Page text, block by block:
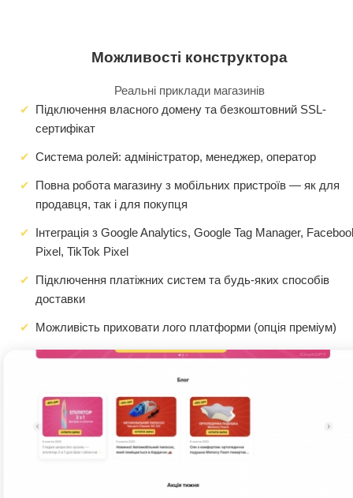
Можливості конструктора
Реальні приклади магазинів
Підключення власного домену та безкоштовний SSL-
сертифікат
Система ролей: адміністратор, менеджер, оператор
Повна робота магазину з мобільних пристроїв — як для
продавця, так і для покупця
Інтеграція з Google Analytics, Google Tag Manager,
Pixel, TikTok Pixel
Підключення платіжних систем та будь-яких способів
доставки
Можливість приховати лого платформи (опція преміум)